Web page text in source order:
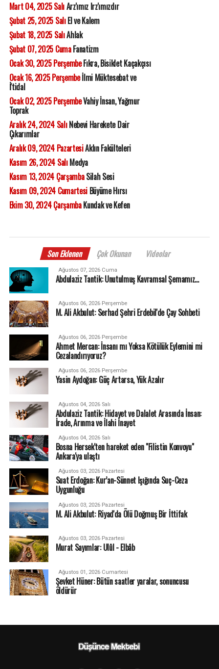
Mart 04, 2025 SalıArz'ımız Irz'ımızdır
Şubat 25, 2025 SalıEl ve Kalem
Şubat 18, 2025 SalıAhlak
Şubat 07, 2025 CumaFanatizm
Ocak 30, 2025 PerşembeFıkra, Bisiklet Kaçakçısı
Ocak 16, 2025 Perşembeİlmi Müktesebat ve
İ'tidal
Ocak 02, 2025 PerşembeVahiy İnsan, Yağmur
Toprak
Aralık 24, 2024 SalıNebevi Harekete Dair
Çıkarımlar
Aralık 09, 2024 PazartesiAklın Fakülteleri
Kasım 26, 2024 SalıMedya
Kasım 13, 2024 ÇarşambaSilah Sesi
Kasım 09, 2024 CumartesiBüyüme Hırsı
Ekim 30, 2024 ÇarşambaKundak ve Kefen
Son Eklenen Çok Okunan Videolar
Ağustos 07, 2026 Cuma
Abdulaziz Tantik: Unutulmuş Kavramsal Şemamız…
Ağustos 06, 2026 Perşembe
M. Ali Akbulut: Serhad Şehri Erdebil'de Çay Sohbeti
Ağustos 06, 2026 Perşembe
Ahmet Mercan: İnsanı mı Yoksa Kötülük Eylemini mi
Cezalandırıyoruz?
Ağustos 06, 2026 Perşembe
Yasin Aydoğan: Güç Artarsa, Yük Azalır
Ağustos 04, 2026 Salı
Abdulaziz Tantik: Hidayet ve Dalalet Arasında İnsan:
İrade, Arınma ve İlahi İnayet
Ağustos 04, 2026 Salı
Bosna Hersek'ten hareket eden "Filistin Konvoyu"
Ankara'ya ulaştı
Ağustos 03, 2026 Pazartesi
Suat Erdoğan: Kur’an-Sünnet Işığında Suç-Ceza
Uygunluğu
Ağustos 03, 2026 Pazartesi
M. Ali Akbulut: Riyad'da Ölü Doğmuş Bir İttifak
Ağustos 03, 2026 Pazartesi
Murat Sayımlar: Ulûl - Elbâb
Ağustos 01, 2026 Cumartesi
Şevket Hüner: Bütün saatler yaralar, sonuncusu
öldürür